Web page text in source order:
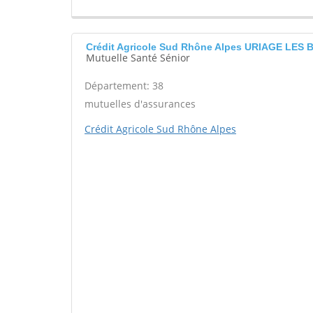
Crédit Agricole Sud Rhône Alpes URIAGE LES
Mutuelle Santé Sénior
Département: 38
mutuelles d'assurances
Crédit Agricole Sud Rhône Alpes